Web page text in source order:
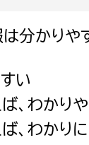
分かりや
い
、わかり
、わかり